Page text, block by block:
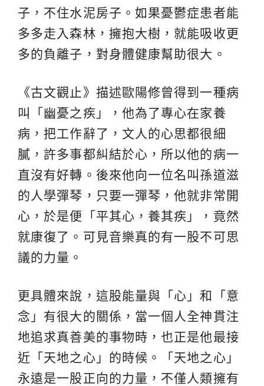
子，不住水泥房子。如果憂鬱症患者能
多多走入森林，擁抱大樹，就能吸收更
多的負離子，對身體健康幫助很大。
《古文觀止》描述歐陽修曾得到一種病
叫「幽憂之疾」，他為了專心在家養
病，把工作辭了，文人的心思都很細
膩，許多事都糾結於心，所以他的病一
直沒有好轉。後來他向一位名叫孫道滋
的人學彈琴，只要一彈琴，他就非常開
心，於是便「平其心，養其疾」，竟然
就康復了。可見音樂真的有一股不可思
議的力量。
更具體來說，這股能量與「心」和「意
念」有很大的關係，當一個人全神貫注
地追求真善美的事物時，也正是他最接
近「天地之心」的時候。「天地之心」
永遠是一股正向的力量，不僅人類擁有